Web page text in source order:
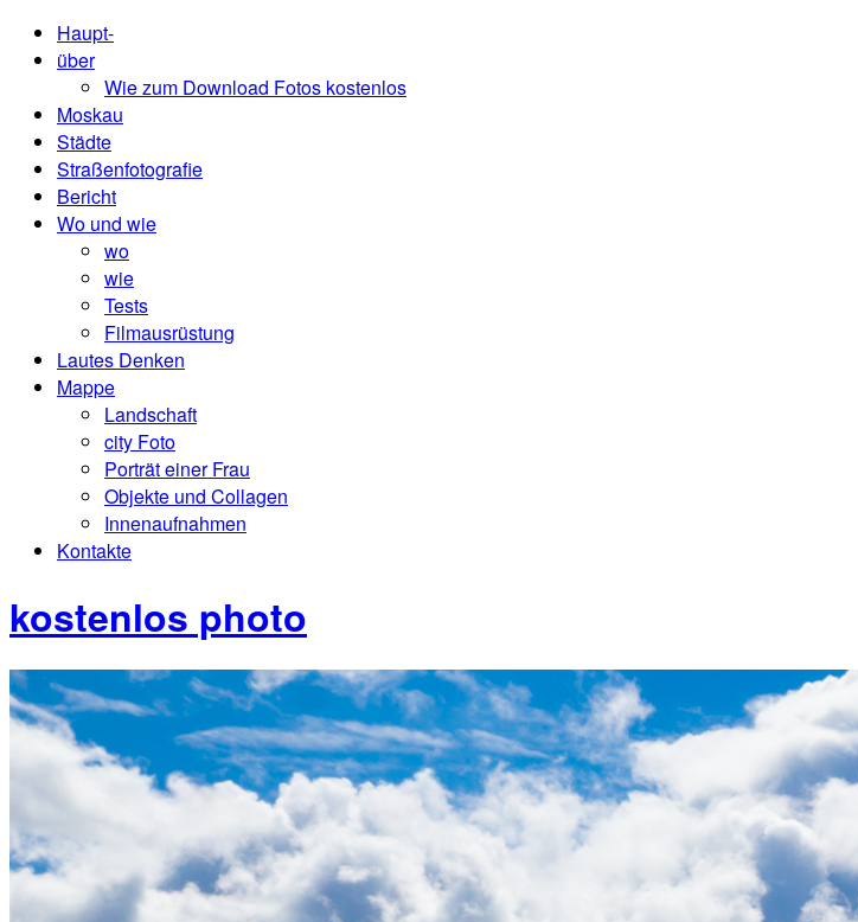
Haupt-
über
Wie zum Download Fotos kostenlos
Moskau
Städte
Straßenfotografie
Bericht
Wo und wie
wo
wie
Tests
Filmausrüstung
Lautes Denken
Mappe
Landschaft
city ​​Foto
Porträt einer Frau
Objekte und Collagen
Innenaufnahmen
Kontakte
kostenlos photo